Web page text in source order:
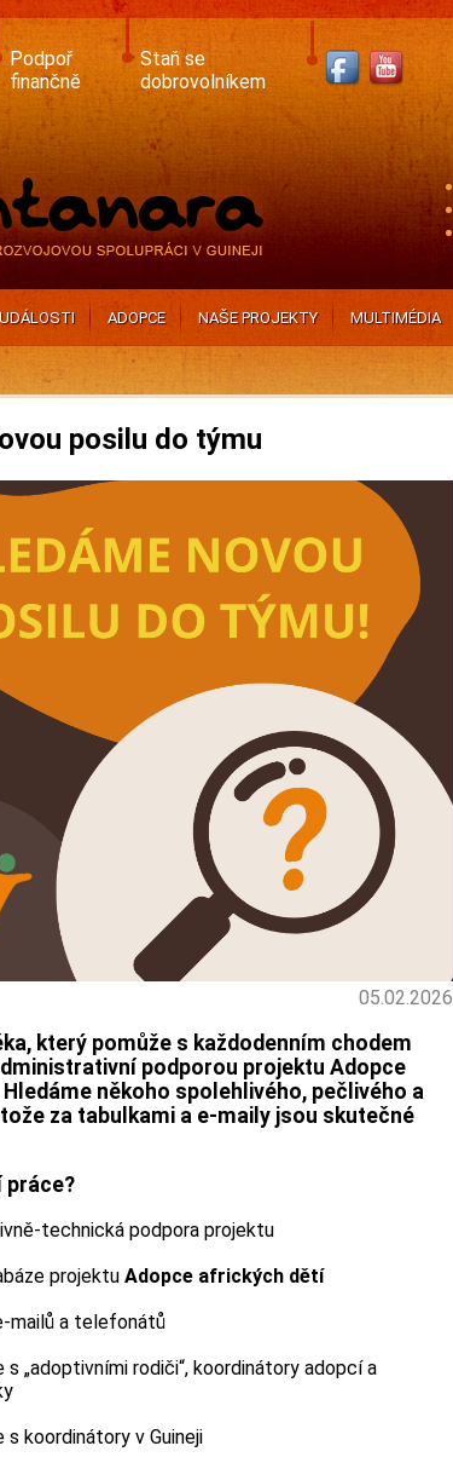
Podpoř
finančně
Staň se
dobrovolníkem
UDÁLOSTI ADOPCE NAŠE PROJEKTY MULTIMÉDIA
posilu do týmu
05.02.2026
který pomůže s každodenním chodem
podporou projektu Adopce
Hledáme někoho spolehlivého, pečlivého a
za tabulkami a e-maily jsou skutečné
práce?
technická podpora projektu
projektu Adopce afrických dětí
mailů a telefonátů
s „adoptivními rodiči“, koordinátory adopcí a
s koordinátory v Guineji